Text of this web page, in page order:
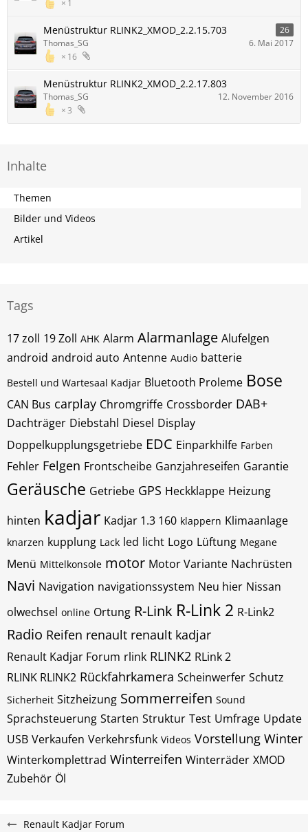
1
Menüstruktur RLINK2_XMOD_2.2.15.703 26
16
Thomas_SG 6. Mai 2017
Menüstruktur RLINK2_XMOD_2.2.17.803
3
Thomas_SG 12. November 2016
Inhalte
Themen
Bilder und Videos
Artikel
Tags
17 zoll 19 Zoll AHK Alarm Alarmanlage Alufelgen
android android auto Antenne Audio batterie
Bestell und Wartesaal Kadjar Bluetooth Proleme Bose
CAN Bus carplay Chromgriffe Crossborder DAB+
Dachträger Diebstahl Diesel Display
Doppelkupplungsgetriebe EDC Einparkhilfe Farben
Fehler Felgen Frontscheibe Ganzjahreseifen Garantie
Geräusche Getriebe GPS Heckklappe Heizung
hinten kadjar Kadjar 1.3 160 klappern Klimaanlage
knarzen kupplung Lack led licht Logo Lüftung Megane
Menü Mittelkonsole motor Motor Variante Nachrüsten
Navi Navigation navigationssystem Neu hier Nissan
olwechsel online Ortung R-Link R-Link 2 R-Link2
Radio Reifen renault renault kadjar
Renault Kadjar Forum rlink RLINK2 RLink 2
RLINK RLINK2 Rückfahrkamera Scheinwerfer Schutz
Sicherheit Sitzheizung Sommerreifen Sound
Sprachsteuerung Starten Struktur Test Umfrage Update
USB Verkaufen Verkehrsfunk Videos Vorstellung Winter
Winterkomplettrad Winterreifen Winterräder XMOD
Zubehör Öl
Renault Kadjar Forum